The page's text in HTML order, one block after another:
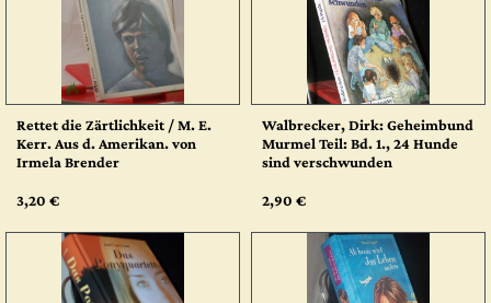
Rettet die Zärtlichkeit / M. E.
Kerr. Aus d. Amerikan. von
Irmela Brender
3,20 €
Walbrecker, Dirk: Geheimbund
Murmel Teil: Bd. 1., 24 Hunde
sind verschwunden
2,90 €